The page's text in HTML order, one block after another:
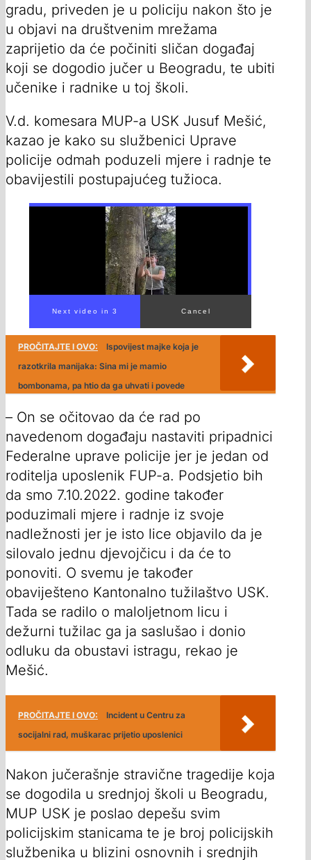
gradu, priveden je u policiju nakon što je
u objavi na društvenim mrežama
zaprijetio da će počiniti sličan događaj
koji se dogodio jučer u Beogradu, te ubiti
učenike i radnike u toj školi.
V.d. komesara MUP-a USK Jusuf Mešić,
kazao je kako su službenici Uprave
policije odmah poduzeli mjere i radnje te
obavijestili postupajućeg tužioca.
Next video in 1 Cancel
PROČITAJTE I OVO:
Ispovijest majke koja je
razotkrila manijaka: Sina mi je mamio
bombonama, pa htio da ga uhvati i povede
– On se očitovao da će rad po
navedenom događaju nastaviti pripadnici
Federalne uprave policije jer je jedan od
roditelja uposlenik FUP-a. Podsjetio bih
da smo 7.10.2022. godine također
poduzimali mjere i radnje iz svoje
nadležnosti jer je isto lice objavilo da je
silovalo jednu djevojčicu i da će to
ponoviti. O svemu je također
obaviješteno Kantonalno tužilaštvo USK.
Tada se radilo o maloljetnom licu i
dežurni tužilac ga ja saslušao i donio
odluku da obustavi istragu, rekao je
Mešić.
PROČITAJTE I OVO:
Incident u Centru za
socijalni rad, muškarac prijetio uposlenici
Nakon jučerašnje stravične tragedije koja
se dogodila u srednjoj školi u Beogradu,
MUP USK je poslao depešu svim
policijskim stanicama te je broj policijskih
službenika u blizini osnovnih i srednjih